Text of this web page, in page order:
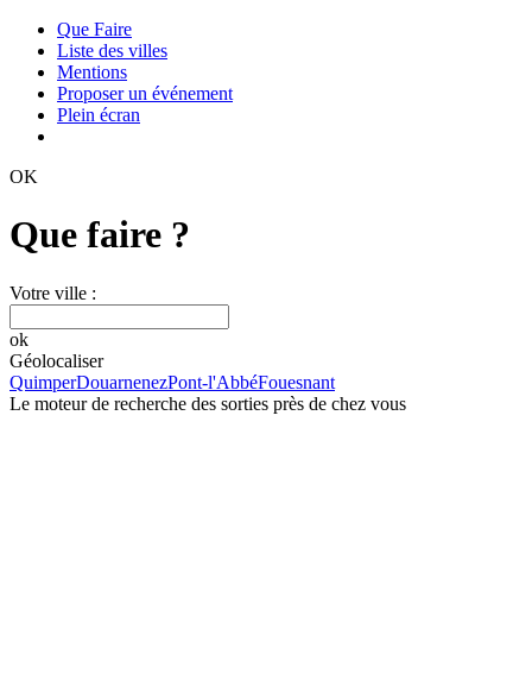
Que Faire
Liste des villes
Mentions
Proposer un événement
Plein écran
OK
Que faire ?
Votre ville :
ok
Géolocaliser
QuimperDouarnenezPont-l'AbbéFouesnant
Le moteur de recherche des sorties près de chez vous